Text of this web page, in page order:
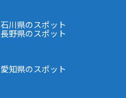
石川県のスポット
長野県のスポット
愛知県のスポット